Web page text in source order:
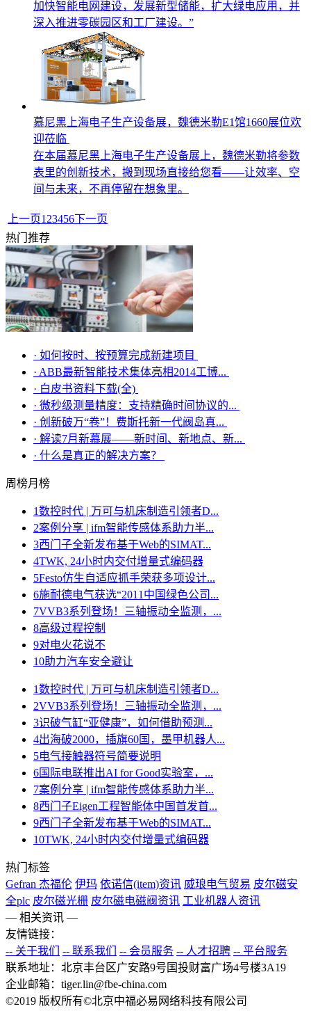
加快智能电网建设，发展新型储能，扩大绿电应用，并
深入推进零碳园区和工厂建设。”
慕尼黑上海电子生产设备展，魏德米勒E1馆1660展位欢
迎莅临
在本届慕尼黑上海电子生产设备展上，魏德米勒将参数
表里的创新技术，搬到现场直接给您看——让效率、空
间与未来，不再停留在想象里。
上一页1 23456下一页
热门推荐
· 如何按时、按预算完成新建项目
· ABB最新智能技术集体亮相2014工博...
· 白皮书资料下载(全)
· 微秒级测量精度：支持精确时间协议的...
· 创新破万“卷”！费斯托新一代阀岛真...
· 解读7月新慕展——新时间、新地点、新...
· 什么是真正的解决方案？
周榜月榜
1数控时代 | 万可与机床制造引领者D...
2案例分享 | ifm智能传感体系助力半...
3西门子全新发布基于Web的SIMAT...
4TWK, 24小时内交付增量式编码器
5Festo仿生自适应抓手荣获多项设计...
6施耐德电气获选“2011中国绿色公司...
7VVB3系列登场！三轴振动全监测，...
8高级过程控制
9对电火花说不
10助力汽车安全避让
1数控时代 | 万可与机床制造引领者D...
2VVB3系列登场！三轴振动全监测，...
3识破气缸“亚健康”，如何借助预测...
4出海破2000，插旗60国，墨甲机器人...
5电气接触器符号简要说明
6国际电联推出AI for Good实验室，...
7案例分享 | ifm智能传感体系助力半...
8西门子Eigen工程智能体中国首发首...
9西门子全新发布基于Web的SIMAT...
10TWK, 24小时内交付增量式编码器
热门标签
Gefran 杰福伦 伊玛 依诺信(item)资讯 威琅电气贸易 皮尔磁安
全plc 皮尔磁光栅 皮尔磁电磁阀资讯 工业机器人资讯
— 相关资讯 —
友情链接：
-- 关于我们
-- 联系我们 -- 会员服务 -- 人才招聘 -- 平台服务
联系地址：北京丰台区广安路9号国投财富广场4号楼3A19
企业邮箱：tiger.lin@fbe-china.com
©2019 版权所有©北京中福必易网络科技有限公司